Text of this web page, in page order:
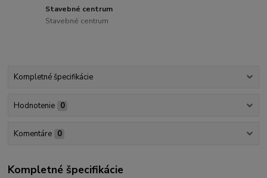
Stavebné centrum
Stavebné centrum
Kompletné špecifikácie
Hodnotenie 0
Komentáre 0
Kompletné špecifikácie